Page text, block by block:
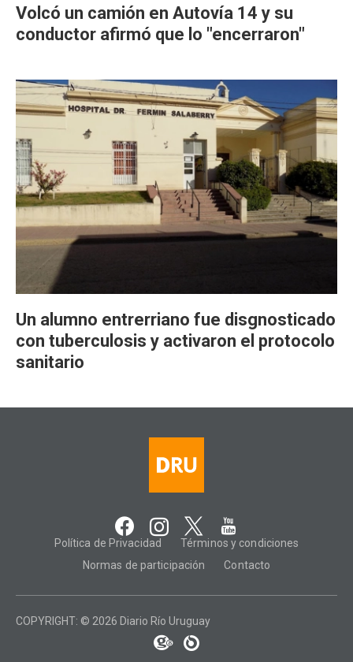
Volcó un camión en Autovía 14 y su
conductor afirmó que lo "encerraron"
Un alumno entrerriano fue disgnosticado
con tuberculosis y activaron el protocolo
sanitario
Política de Privacidad
Términos y condiciones
Normas de participación
Contacto
COPYRIGHT: © 2026 Diario Río Uruguay